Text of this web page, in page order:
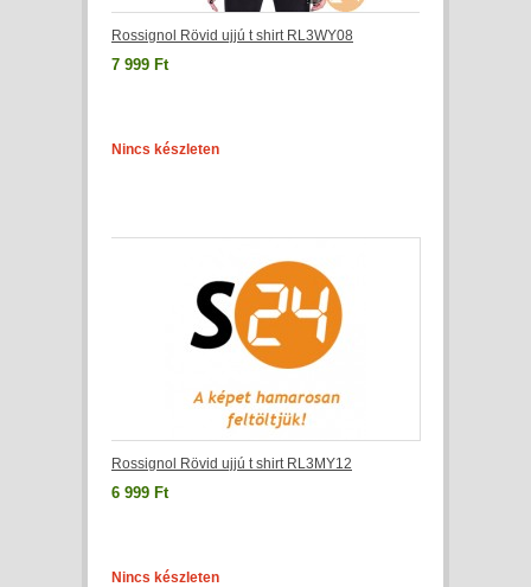
Rossignol Rövid ujjú t shirt RL3WY08
7 999 Ft
Nincs készleten
Rossignol Rövid ujjú t shirt RL3MY12
6 999 Ft
Nincs készleten